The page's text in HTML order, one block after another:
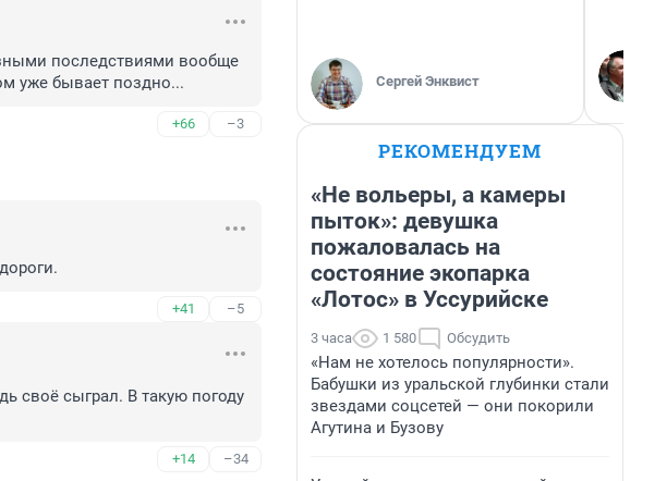
последствиями вообще
уже бывает поздно...
+66 –3
+41 –5
своё сыграл. В такую погоду
+14 –34
Сергей Энквист
РЕКОМЕНДУЕМ
«Не вольеры, а камеры
пыток»: девушка
пожаловалась на
состояние экопарка
«Лотос» в Уссурийске
3 часа 1 580 Обсудить
«Нам не хотелось популярности».
Бабушки из уральской глубинки стали
звездами соцсетей — они покорили
Агутина и Бузову